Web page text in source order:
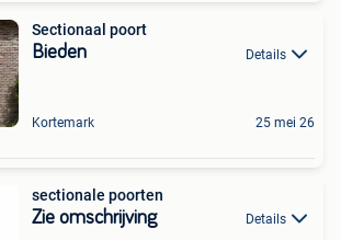
Sectionaal poort
Bieden Details
Kortemark 25 mei 26
sectionale poorten
Zie omschrijving Details